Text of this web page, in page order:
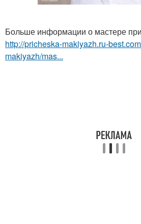
Больше информации о мастере
http://pricheska-makiyazh.ru-
makiyazh/mas...